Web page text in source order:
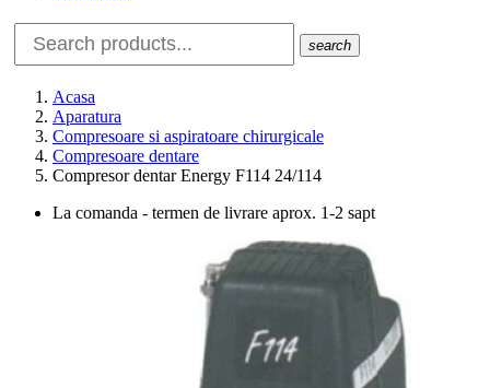
search
Acasa
Aparatura
Compresoare si aspiratoare chirurgicale
Compresoare dentare
Compresor dentar Energy F114 24/114
La comanda - termen de livrare aprox. 1-2 sapt